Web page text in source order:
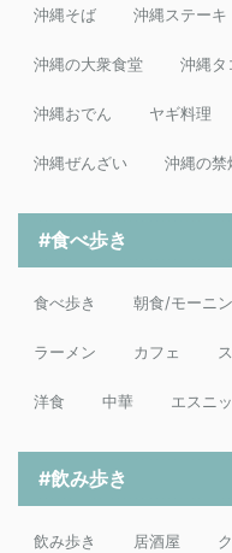
沖縄そば 沖縄ステーキ
沖縄の大衆食堂 沖縄タ
沖縄おでん ヤギ料理
沖縄ぜんざい 沖縄の禁
#食べ歩き
食べ歩き 朝食/モーニ
ラーメン カフェ
洋食 中華 エスニ
#飲み歩き
飲み歩き 居酒屋